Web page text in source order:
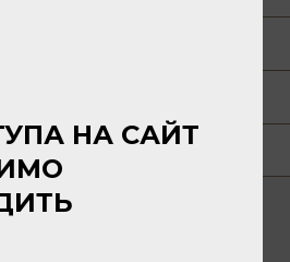
НА САЙТ